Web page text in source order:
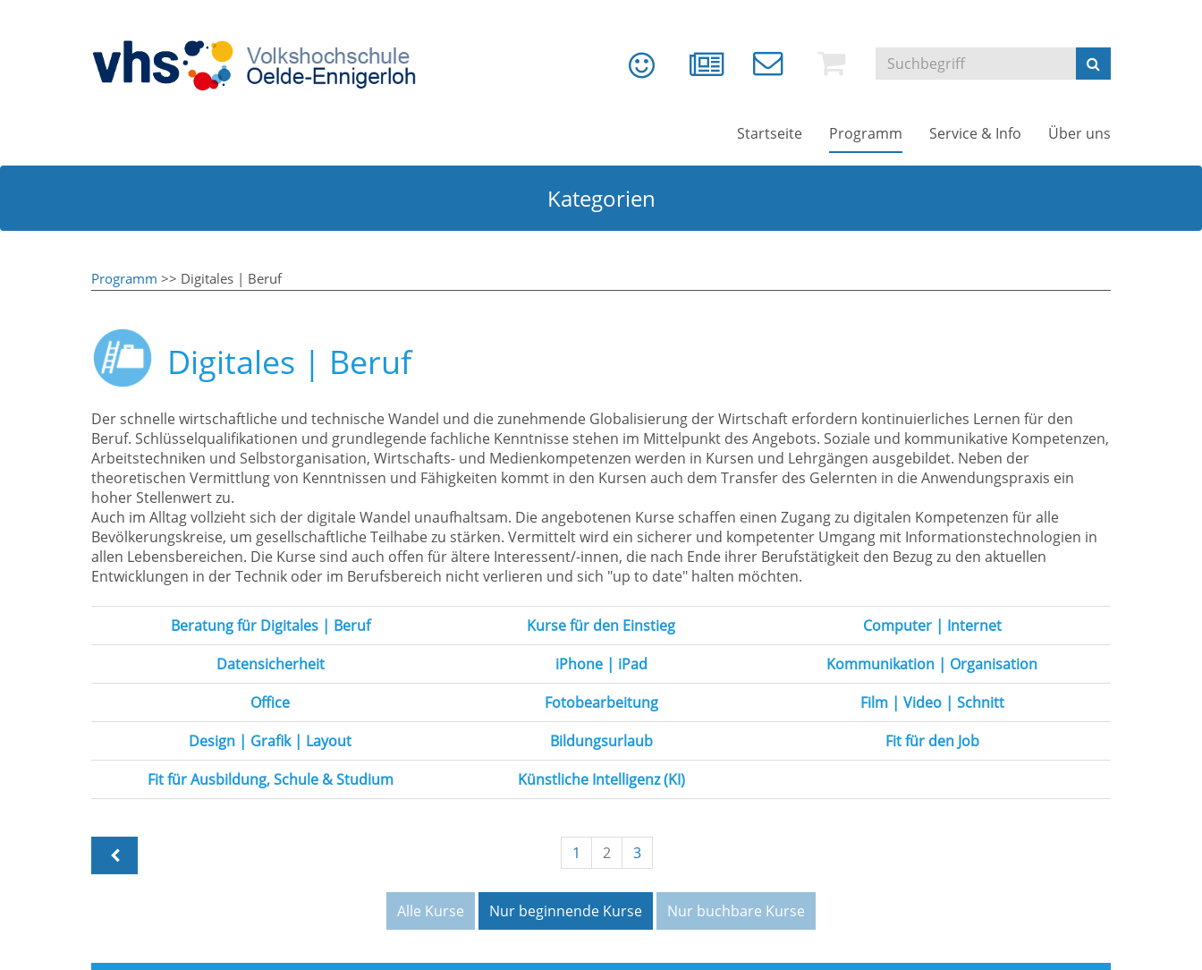
Startseite Programm Service & Info Über uns
Kategorien
Programm >> Digitales | Beruf
Digitales | Beruf
Der schnelle wirtschaftliche und technische Wandel und die zunehmende Globalisierung der Wirtschaft erfordern kontinuierliches Lernen für den
Beruf. Schlüsselqualifikationen und grundlegende fachliche Kenntnisse stehen im Mittelpunkt des Angebots. Soziale und kommunikative Kompetenzen,
Arbeitstechniken und Selbstorganisation, Wirtschafts- und Medienkompetenzen werden in Kursen und Lehrgängen ausgebildet. Neben der
theoretischen Vermittlung von Kenntnissen und Fähigkeiten kommt in den Kursen auch dem Transfer des Gelernten in die Anwendungspraxis ein
hoher Stellenwert zu.
Auch im Alltag vollzieht sich der digitale Wandel unaufhaltsam. Die angebotenen Kurse schaffen einen Zugang zu digitalen Kompetenzen für alle
Bevölkerungskreise, um gesellschaftliche Teilhabe zu stärken. Vermittelt wird ein sicherer und kompetenter Umgang mit Informationstechnologien in
allen Lebensbereichen. Die Kurse sind auch offen für ältere Interessent/-innen, die nach Ende ihrer Berufstätigkeit den Bezug zu den aktuellen
Entwicklungen in der Technik oder im Berufsbereich nicht verlieren und sich "up to date" halten möchten.
Beratung für Digitales | Beruf Kurse für den Einstieg
Computer | Internet
Datensicherheit
iPhone | iPad
Kommunikation | Organisation
Office
Fotobearbeitung
Film | Video | Schnitt
Design | Grafik | Layout
Bildungsurlaub
Fit für den Job
Fit für Ausbildung, Schule & Studium
Künstliche Intelligenz (KI)
1 2 3
Alle Kurse Nur beginnende Kurse Nur buchbare Kurse